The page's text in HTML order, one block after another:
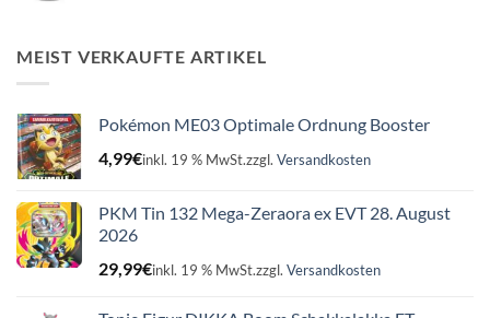
16,99€15,75€.
MEIST VERKAUFTE ARTIKEL
Pokémon ME03 Optimale Ordnung Booster
4,99€inkl. 19 % MwSt.zzgl. Versandkosten
PKM Tin 132 Mega-Zeraora ex EVT 28. August
2026
29,99€inkl. 19 % MwSt.zzgl. Versandkosten